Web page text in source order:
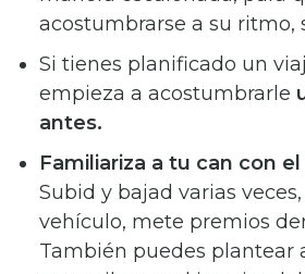
acostumbrarse a su ritmo,
Si tienes planificado un
empieza a acostumbrarle
antes.
Familiariza a tu can con
Subid y bajad varias
vehículo, mete premios
También puedes plantear